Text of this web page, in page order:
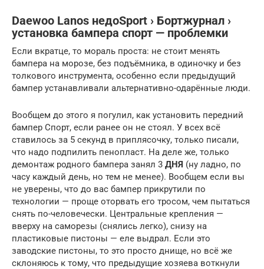
Daewoo Lanos недоSport › Бортжурнал ›
установка бампера спорт — проблемки
Если вкратце, то мораль проста: не стоит менять
бампера на морозе, без подъёмника, в одиночку и без
толкового инструмента, особенно если предыдущий
бампер устанавливали альтернативно-одарённые люди.
Вообщем до этого я погулил, как установить передний
бампер Спорт, если ранее он не стоял. У всех всё
ставилось за 5 секунд в приплясочку, только писали,
что надо подпилить пенопласт. На деле же, только
демонтаж родного бампера занял 3 ДНЯ (ну ладно, по
часу каждый день, но тем не менее). Вообщем если вы
не уверены, что до вас бампер прикрутили по
технологии — проще оторвать его тросом, чем пытаться
снять по-человечески. Центральные крепления —
вверху на саморезы (снялись легко), снизу на
пластиковые пистоны — еле выдрал. Если это
заводские пистоны, то это просто днище, но всё же
склоняюсь к тому, что предыдущие хозяева воткнули